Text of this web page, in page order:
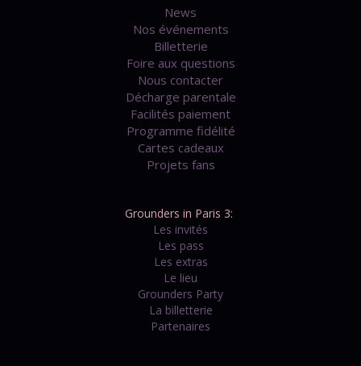
News
Nos événements
Billetterie
Foire aux questions
Nous contacter
Décharge parentale
Facilités paiement
Programme fidélité
Cartes cadeaux
Projets fans
Grounders in Paris 3:
Les invités
Les pass
Les extras
Le lieu
Grounders Party
La billetterie
Partenaires